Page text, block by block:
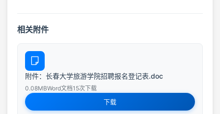
相关附件
附件：长春大学旅游学院招聘报名登记表.doc
0.08MBWord文档15次下载
下载